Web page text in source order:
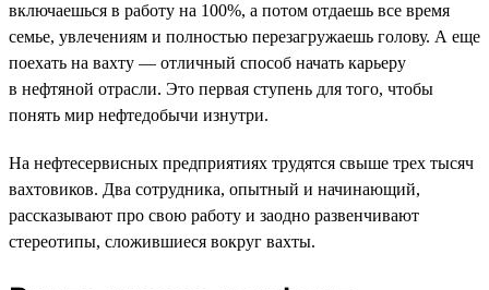
включаешься в работу на 100%, а потом отдаешь все время
семье, увлечениям и полностью перезагружаешь голову. А еще
поехать на вахту — отличный способ начать карьеру
в нефтяной отрасли. Это первая ступень для того, чтобы
понять мир нефтедобычи изнутри.
На нефтесервисных предприятиях трудятся свыше трех тысяч
вахтовиков. Два сотрудника, опытный и начинающий,
рассказывают про свою работу и заодно развенчивают
стереотипы, сложившиеся вокруг вахты.